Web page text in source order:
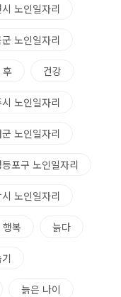
노인일자리
노인일자리
후 건강
노인일자리
노인일자리
포구 노인일자리
노인일자리
행복 늙다
늙은 나이